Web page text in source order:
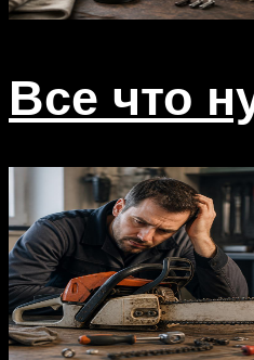
Все что